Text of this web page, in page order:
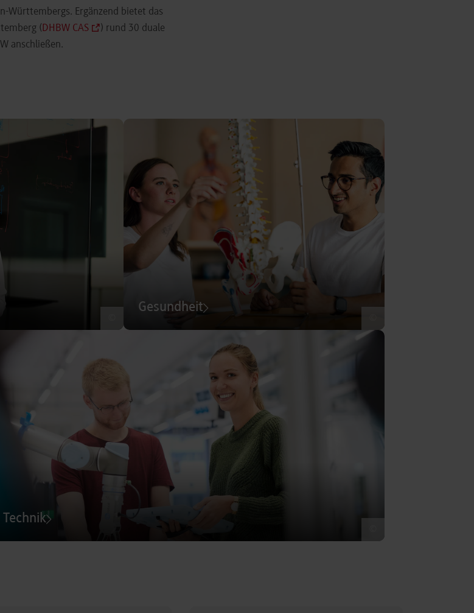
Württembergs. Ergänzend bietet das
(DHBW CAS
) rund 30 duale
anschließen.
Gesundheit
Technik